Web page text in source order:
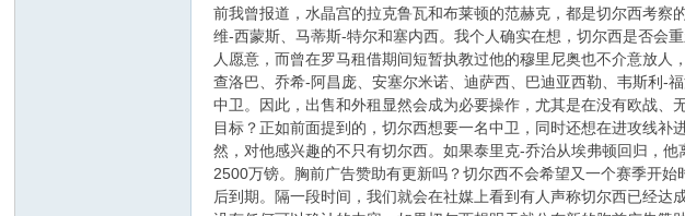
前我曾报道，水晶宫的拉克鲁瓦和布莱顿的范赫克，都是切尔西考察
维-西蒙斯、马蒂斯-特尔和塞内西。我个人确实在想，切尔西是否会
人愿意，而曾在罗马租借期间短暂执教过他的穆里尼奥也不介意放
查洛巴、乔希-阿昌庞、安塞尔米诺、迪萨西、巴迪亚西勒、韦斯利-
中卫。因此，出售和外租显然会成为必要操作，尤其是在没有欧战
目标？正如前面提到的，切尔西想要一名中卫，同时还想在进攻线
然，对他感兴趣的不只有切尔西。如果泰里克-乔治从埃弗顿回归，
2500万镑。胸前广告赞助有更新吗？切尔西不会希望又一个赛季开
后到期。隔一段时间，我们就会在社媒上看到有人声称切尔西已经